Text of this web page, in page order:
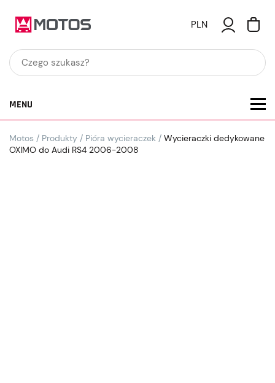
PLN
MENU
Motos / Produkty / Pióra wycieraczek / Wycieraczki dedykowane
OXIMO do Audi RS4 2006-2008